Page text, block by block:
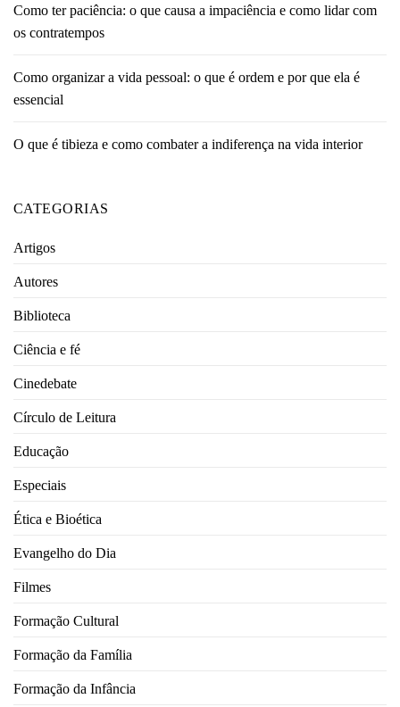
Como ter paciência: o que causa a impaciência e como lidar com
os contratempos
Como organizar a vida pessoal: o que é ordem e por que ela é
essencial
O que é tibieza e como combater a indiferença na vida interior
CATEGORIAS
Artigos
Autores
Biblioteca
Ciência e fé
Cinedebate
Círculo de Leitura
Educação
Especiais
Ética e Bioética
Evangelho do Dia
Filmes
Formação Cultural
Formação da Família
Formação da Infância